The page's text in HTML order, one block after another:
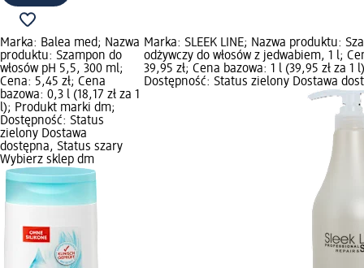
Marka: Balea med; Nazwa
produktu: Szampon do
włosów pH 5,5, 300 ml;
Cena: 5,45 zł; Cena
bazowa: 0,3 l (18,17 zł za 1
l); Produkt marki dm;
Dostępność: Status
zielony Dostawa
dostępna, Status szary
Wybierz sklep dm
Marka: SLEEK LINE; Nazwa produktu:
odżywczy do włosów z jedwabiem, 1 l;
39,95 zł; Cena bazowa: 1 l (39,95 zł za 1
Dostępność: Status zielony Dostawa